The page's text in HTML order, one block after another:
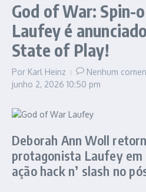
God of War: Spin-
Laufey é
State of Play!
Por Karl Heinz
Nenhum
junho 2, 2026 10:50 pm
Deborah Ann Woll
protagonista Laufey em
ação hack n’ slash no